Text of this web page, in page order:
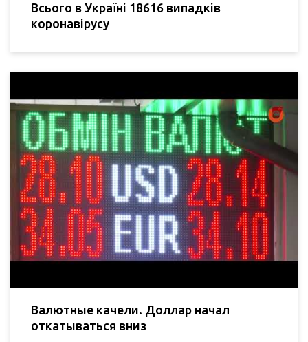
Всього в Україні 18616 випадків
коронавірусу
Валютные качели. Доллар начал
откатываться вниз